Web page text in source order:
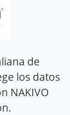
de
los datos
NAKIVO